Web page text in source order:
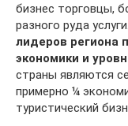
бизнес торговцы,
разного руда услуги.
лидеров региона
экономики и
страны являются
примерно ¼
туристический